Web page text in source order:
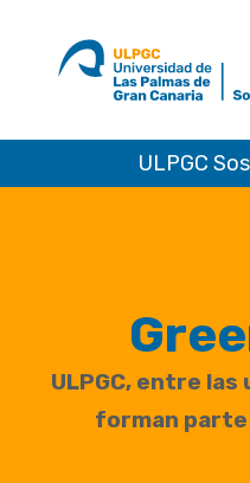
ULPGC
ULPGC
ULPGC, entre
forman parte